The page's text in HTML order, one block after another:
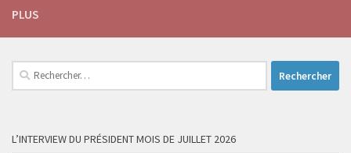
PLUS
Rechercher :
L’INTERVIEW DU PRÉSIDENT MOIS DE JUILLET 2026